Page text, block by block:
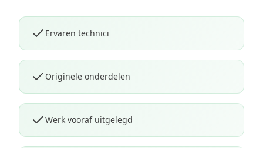
Ervaren technici
Originele onderdelen
Werk vooraf uitgelegd